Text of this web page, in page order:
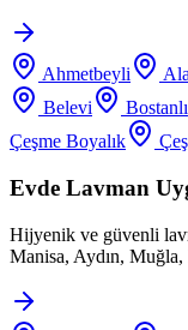
Ahmetbeyli
Belevi
Bostanlı
Çeşme Boyalık
Evde Lavman
Hijyenik ve güvenli
Manisa, Aydın,